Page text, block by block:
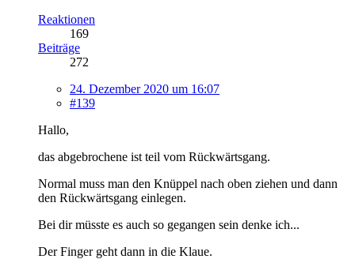
Reaktionen
169
Beiträge
272
24. Dezember 2020 um 16:07
#139
Hallo,
das abgebrochene ist teil vom Rückwärtsgang.
Normal muss man den Knüppel nach oben ziehen und dann
den Rückwärtsgang einlegen.
Bei dir müsste es auch so gegangen sein denke ich...
Der Finger geht dann in die Klaue.